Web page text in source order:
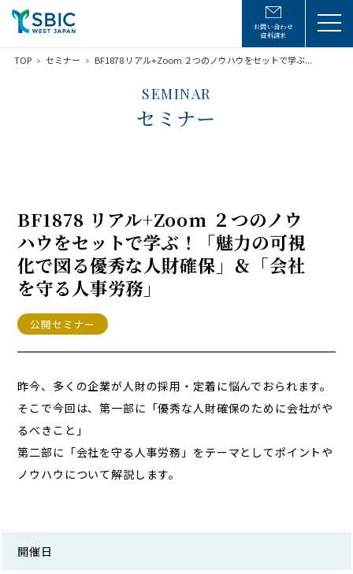
お問い合わせ
資料請求
TOP セミナー BF1878 リアル+Zoom ２つのノウハウをセットで学ぶ...
SEMINAR
セミナー
BF1878 リアル+Zoom ２つのノウ
ハウをセットで学ぶ！「魅力の可視
化で図る優秀な人財確保」＆「会社
を守る人事労務」
公開セミナー
昨今、多くの企業が人財の採用・定着に悩んでおられます。
そこで今回は、第一部に「優秀な人財確保のために会社がや
るべきこと」
第二部に「会社を守る人事労務」をテーマとしてポイントや
ノウハウについて解説します。
開催日